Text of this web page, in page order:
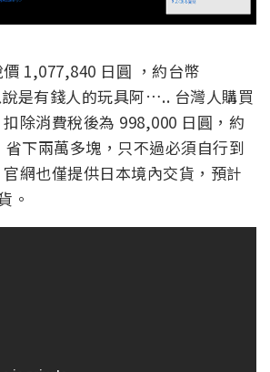
1,077,840 日圓 ，約台幣
是有錢人的玩具阿….. 台灣人購買
除消費稅後為 998,000 日圓，約
省下兩萬多塊，只不過必須自行到
網也僅提供日本境內交貨，預計
。